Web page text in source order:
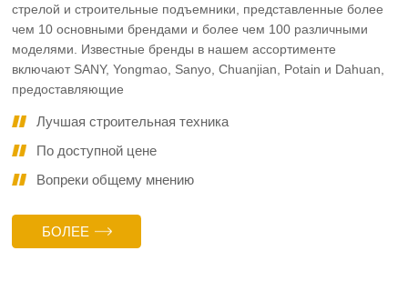
стрелой и строительные подъемники, представленные более
чем 10 основными брендами и более чем 100 различными
моделями. Известные бренды в нашем ассортименте
включают SANY, Yongmao, Sanyo, Chuanjian, Potain и Dahuan,
предоставляющие
Лучшая строительная техника
По доступной цене
Вопреки общему мнению
БОЛЕЕ